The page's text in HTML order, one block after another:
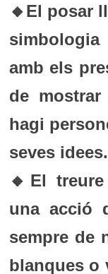
🔸El posar
amb els
de
hagi
seves idees.
🔸El
una acció
sempre de
blanques o